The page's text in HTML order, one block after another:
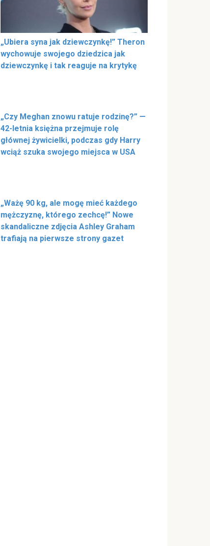
„Ubiera syna jak dziewczynkę!” Theron
wychowuje swojego dziedzica jak
dziewczynkę i tak reaguje na krytykę
„Czy Meghan znowu ratuje rodzinę?” —
42-letnia księżna przejmuje rolę
głównej żywicielki, podczas gdy Harry
wciąż szuka swojego miejsca w USA
„Ważę 90 kg, ale mogę mieć każdego
mężczyznę, którego zechcę!” Nowe
skandaliczne zdjęcia Ashley Graham
trafiają na pierwsze strony gazet